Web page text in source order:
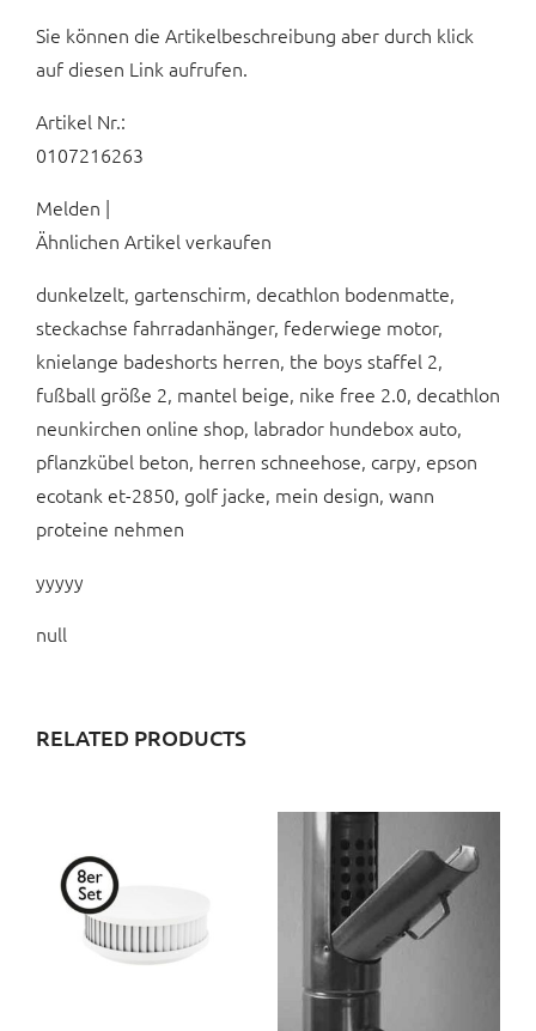
Sie können die Artikelbeschreibung aber durch klick
auf diesen Link aufrufen.
Artikel Nr.:
0107216263
Melden |
Ähnlichen Artikel verkaufen
dunkelzelt, gartenschirm, decathlon bodenmatte,
steckachse fahrradanhänger, federwiege motor,
knielange badeshorts herren, the boys staffel 2,
fußball größe 2, mantel beige, nike free 2.0, decathlon
neunkirchen online shop, labrador hundebox auto,
pflanzkübel beton, herren schneehose, carpy, epson
ecotank et-2850, golf jacke, mein design, wann
proteine nehmen
yyyyy
null
RELATED PRODUCTS